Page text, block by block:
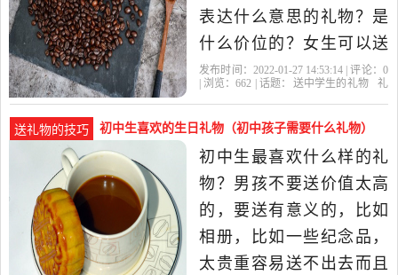
说书...初中生
表达什么意思的礼物？是
什么价位的？女生可以送
娃娃啊，男生就送一些运
冰鞋，篮球··· 【你再详细
说说，有问题我随时乐意
帮助】初中生送什么礼
物？同学之间送杯子代表
“一辈子的友谊
发布时间：2022-01-27 14:53:14 | 评论： 0
| 浏览：662 | 话题： 送中学生的礼物
礼
送礼物的技巧 初中生喜欢的生日礼物（初中孩子需要什么礼物）
初中生最喜欢什么样的礼
物？男孩不要送价值太高
的，要送有意义的，比如
相册，比如一些纪念品，
太贵重容易送不出去而且